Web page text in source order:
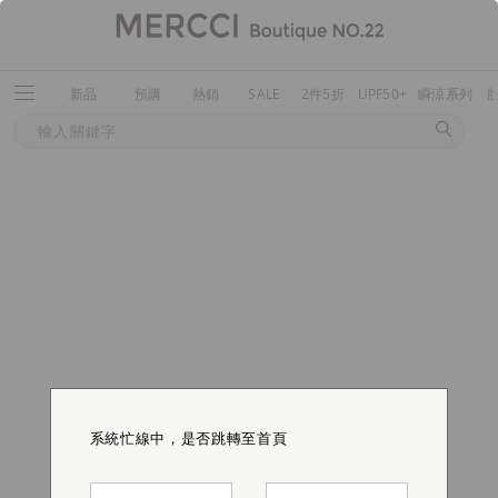
新品 預購 熱銷 SALE 2件5折 UPF50+ 瞬涼系列
系統忙線中，是否跳轉至首頁
系統忙線中，是否跳轉至首頁
系統忙線中，是否跳轉至首頁
系統忙線中，是否跳轉至首頁
系統忙線中，是否跳轉至首頁